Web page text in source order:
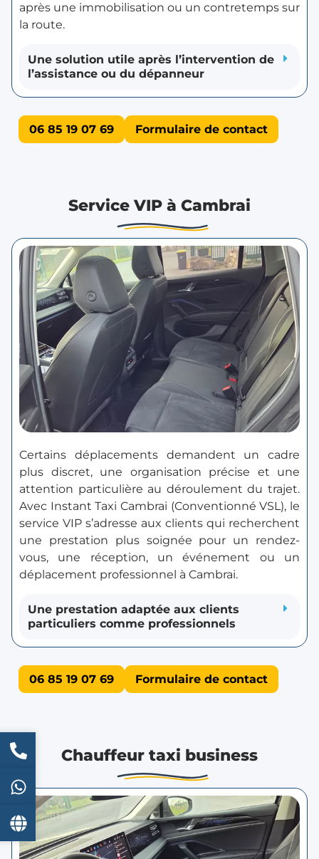
après une immobilisation ou un contretemps sur
la route.
Une solution utile après l’intervention de
l’assistance ou du dépanneur
06 85 19 07 69 Formulaire de contact
Service VIP à Cambrai
Certains déplacements demandent un cadre
plus discret, une organisation précise et une
attention particulière au déroulement du trajet.
Avec Instant Taxi Cambrai (Conventionné VSL), le
service VIP s’adresse aux clients qui recherchent
une prestation plus soignée pour un rendez-
vous, une réception, un événement ou un
déplacement professionnel à Cambrai.
Une prestation adaptée aux clients
particuliers comme professionnels
06 85 19 07 69 Formulaire de contact
Chauffeur taxi business